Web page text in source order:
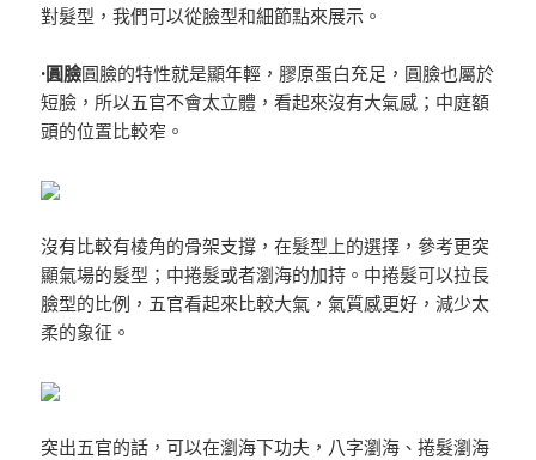
對髮型，我們可以從臉型和細節點來展示。
·圓臉圓臉的特性就是顯年輕，膠原蛋白充足，圓臉也屬於
短臉，所以五官不會太立體，看起來沒有大氣感；中庭額
頭的位置比較窄。
沒有比較有棱角的骨架支撐，在髮型上的選擇，參考更突
顯氣場的髮型；中捲髮或者瀏海的加持。中捲髮可以拉長
臉型的比例，五官看起來比較大氣，氣質感更好，減少太
柔的象征。
突出五官的話，可以在瀏海下功夫，八字瀏海、捲髮瀏海